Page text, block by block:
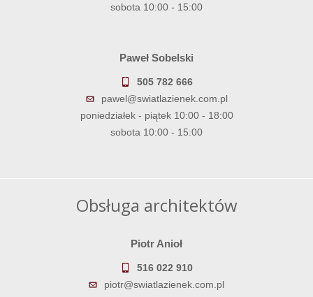
sobota 10:00 - 15:00
Paweł Sobelski
505 782 666
pawel@swiatlazienek.com.pl
poniedziałek - piątek 10:00 - 18:00
sobota 10:00 - 15:00
Obsługa architektów
Piotr Anioł
516 022 910
piotr@swiatlazienek.com.pl